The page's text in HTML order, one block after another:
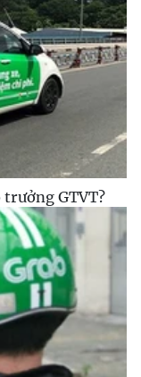
trưởng GTVT?